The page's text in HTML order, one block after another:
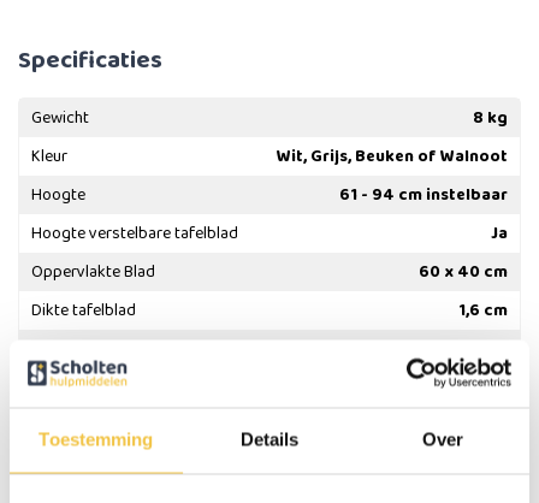
Toestemming Details Over
Specificaties
Gewicht
8 kg
Kleur
Wit, Grijs, Beuken of Walnoot
Hoogte
61 - 94 cm instelbaar
Hoogte verstelbare tafelblad
Ja
Oppervlakte Blad
60 x 40 cm
Dikte tafelblad
1,6 cm